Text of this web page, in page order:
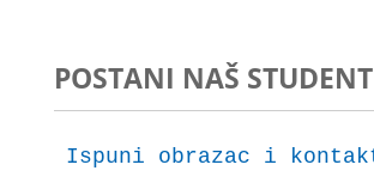
POSTANI NAŠ STUDENT
Ispuni obrazac i